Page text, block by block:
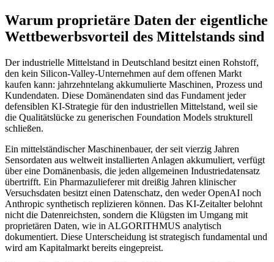
Warum proprietäre Daten der eigentliche
Wettbewerbsvorteil des Mittelstands sind
Der industrielle Mittelstand in Deutschland besitzt einen Rohstoff,
den kein Silicon-Valley-Unternehmen auf dem offenen Markt
kaufen kann: jahrzehntelang akkumulierte Maschinen, Prozess und
Kundendaten. Diese Domänendaten sind das Fundament jeder
defensiblen KI-Strategie für den industriellen Mittelstand, weil sie
die Qualitätslücke zu generischen Foundation Models strukturell
schließen.
Ein mittelständischer Maschinenbauer, der seit vierzig Jahren
Sensordaten aus weltweit installierten Anlagen akkumuliert, verfügt
über eine Domänenbasis, die jeden allgemeinen Industriedatensatz
übertrifft. Ein Pharmazulieferer mit dreißig Jahren klinischer
Versuchsdaten besitzt einen Datenschatz, den weder OpenAI noch
Anthropic synthetisch replizieren können. Das KI-Zeitalter belohnt
nicht die Datenreichsten, sondern die Klügsten im Umgang mit
proprietären Daten, wie in ALGORITHMUS analytisch
dokumentiert. Diese Unterscheidung ist strategisch fundamental und
wird am Kapitalmarkt bereits eingepreist.